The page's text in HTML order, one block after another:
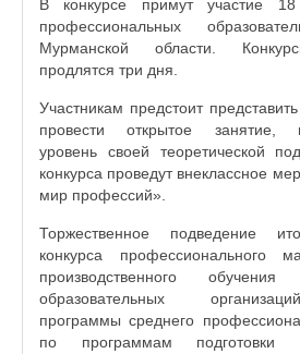
В конкурсе примут участие
профессиональных
Мурманской области.
продлятся три дня.
Участникам предстоит
провести открытое занятие,
уровень своей теоретической
конкурса проведут внеклассное
мир профессий».
Торжественное подведение
конкурса профессионального
производственного обучения
образовательных
программы среднего
по программам подготовки